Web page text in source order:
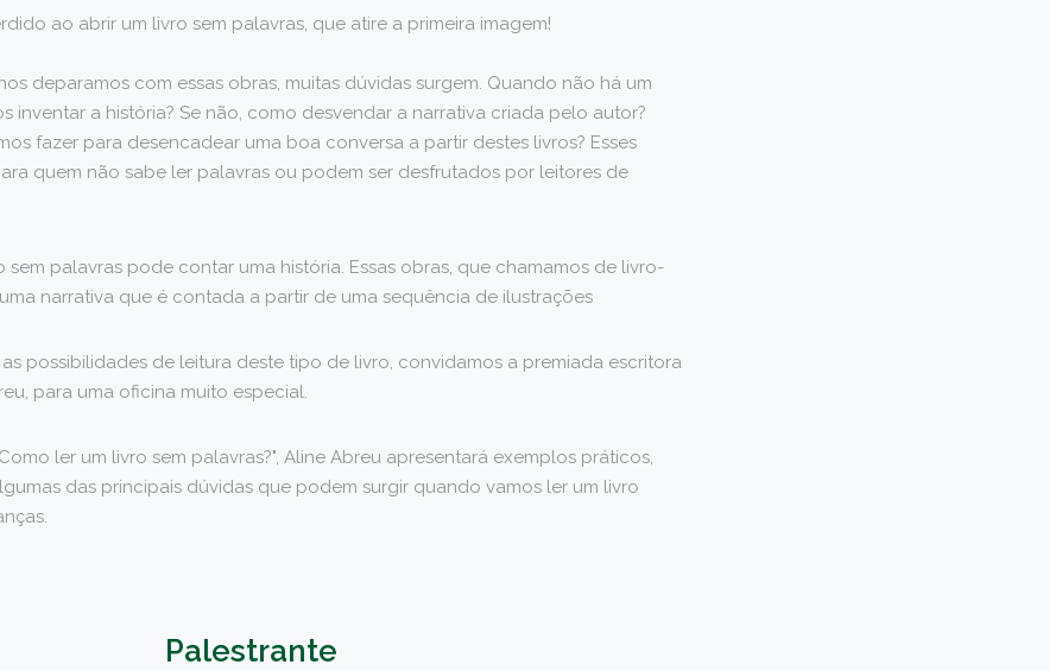
ao abrir um livro sem palavras, que atire a primeira imagem!
deparamos com essas obras, muitas dúvidas surgem. Quando não há um
inventar a história? Se não, como desvendar a narrativa criada pelo autor?
fazer para desencadear uma boa conversa a partir destes livros? Esses
quem não sabe ler palavras ou podem ser desfrutados por leitores de
sem palavras pode contar uma história. Essas obras, que chamamos de livro-
narrativa que é contada a partir de uma sequência de ilustrações
possibilidades de leitura deste tipo de livro, convidamos a premiada escritora
para uma oficina muito especial.
ler um livro sem palavras?", Aline Abreu apresentará exemplos práticos,
das principais dúvidas que podem surgir quando vamos ler um livro
Palestrante